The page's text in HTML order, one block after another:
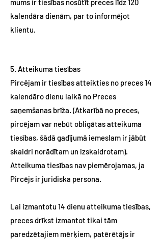
mums ir tiesības nosūtīt preces līdz 120
kalendāra dienām, par to informējot
klientu.
5. Atteikuma tiesības
Pircējam ir tiesības atteikties no preces 14
kalendāro dienu laikā no Preces
saņemšanas brīža. (Atkarībā no preces,
pircējam var nebūt obligātas atteikuma
tiesības, šādā gadījumā iemeslam ir jābūt
skaidri norādītam un izskaidrotam).
Atteikuma tiesības nav piemērojamas, ja
Pircējs ir juridiska persona.
Lai izmantotu 14 dienu atteikuma tiesības,
preces drīkst izmantot tikai tām
paredzētajiem mērķiem, patērētājs ir